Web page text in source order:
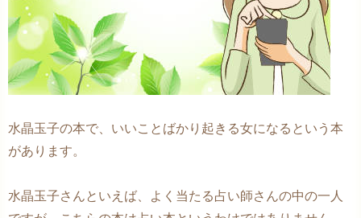
水晶玉子の本で、いいことばかり起きる女になるという本
があります。
水晶玉子さんといえば、よく当たる占い師さんの中の一人